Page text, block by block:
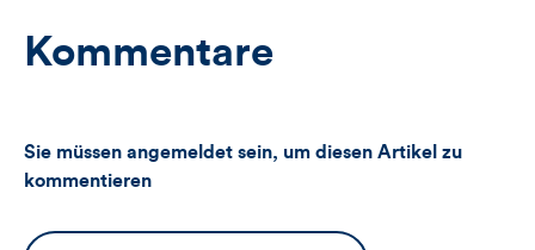
Kommentare
Sie müssen angemeldet sein, um diesen Artikel zu
kommentieren